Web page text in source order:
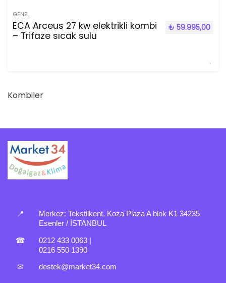
GENEL
ECA Arceus 27 kw elektrikli kombi
– Trifaze sıcak sulu
₺ 59.995,00
Kombiler
📍 Merkez: Tekstilkent, Koza Plaza A blok K1 34235
Esenler / İSTANBUL
☎ 0212 433 0063
0216 550 1390
✉ destek@market34.com